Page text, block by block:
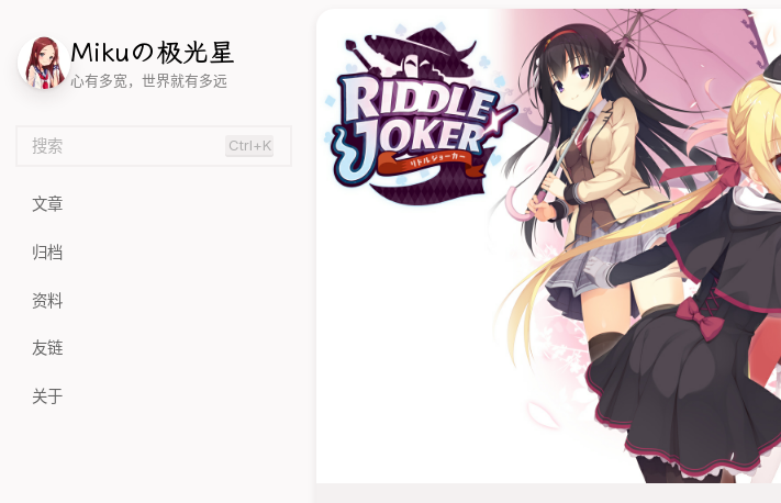
Mikuの极光星
心有多宽，世界就有多远
搜索 Ctrl+K
文章
归档
资料
友链
关于